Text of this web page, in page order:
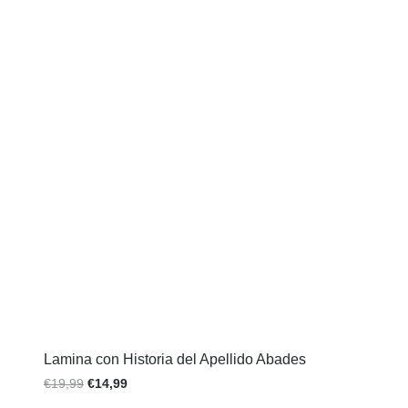
Lamina con Historia del Apellido Abades
€19,99 €14,99